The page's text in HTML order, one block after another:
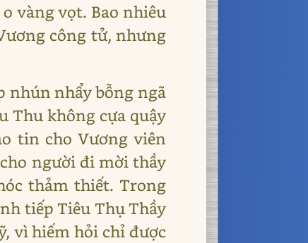
vàng vọt. Bao nhiêu
công tử, nhưng
nhún nhẩy bỗng ngã
Thu không cựa quậy
tin cho Vương viên
người đi mời thầy
thảm thiết. Trong
tiếp Tiêu Thụ Thầy
vì hiếm hỏi chỉ được